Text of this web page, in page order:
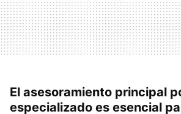
El asesoramiento principal
especializado es esencial